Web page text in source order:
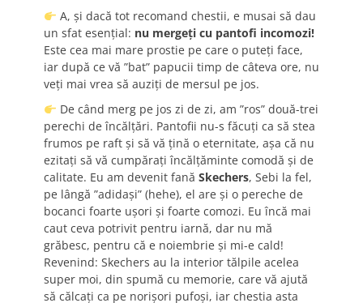
A, și dacă tot recomand chestii, e musai să dau
un sfat esențial: nu mergeți cu pantofi incomozi!
Este cea mai mare prostie pe care o puteți face,
iar după ce vă ”bat” papucii timp de câteva ore, nu
veți mai vrea să auziți de mersul pe jos.
De când merg pe jos zi de zi, am ”ros” două-trei
perechi de încălțări. Pantofii nu-s făcuți ca să stea
frumos pe raft și să vă țină o eternitate, așa că nu
ezitați să vă cumpărați încălțăminte comodă și de
calitate. Eu am devenit fană Skechers, Sebi la fel,
pe lângă ”adidași” (hehe), el are și o pereche de
bocanci foarte ușori și foarte comozi. Eu încă mai
caut ceva potrivit pentru iarnă, dar nu mă
grăbesc, pentru că e noiembrie și mi-e cald!
Revenind: Skechers au la interior tălpile acelea
super moi, din spumă cu memorie, care vă ajută
să călcați ca pe norișori pufoși, iar chestia asta